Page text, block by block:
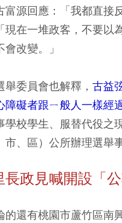
富源回應：「我都直接
現在一堆政客，不要以
改變。」
舉委員會也解釋， 古益
障礙者跟ㄧ般人一樣經
學校學生、服替代役之
市、區）公所辦理選舉
長政見喊開設「
的還有桃園市蘆竹區南